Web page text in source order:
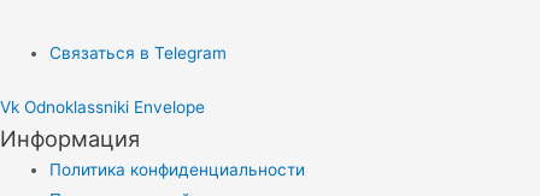
Связаться в Telegram
Vk Odnoklassniki Envelope
Информация
Политика конфиденциальности